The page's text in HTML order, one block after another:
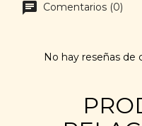
Comentarios (0)
No hay reseñas